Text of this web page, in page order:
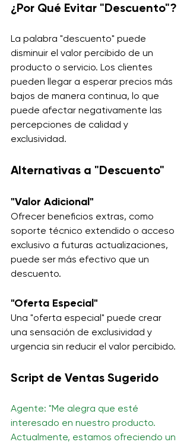
¿Por Qué Evitar "Descuento"?
La palabra "descuento" puede
disminuir el valor percibido de un
producto o servicio. Los clientes
pueden llegar a esperar precios más
bajos de manera continua, lo que
puede afectar negativamente las
percepciones de calidad y
exclusividad.
Alternativas a "Descuento"
"Valor Adicional"
Ofrecer beneficios extras, como
soporte técnico extendido o acceso
exclusivo a futuras actualizaciones,
puede ser más efectivo que un
descuento.
"Oferta Especial"
Una "oferta especial" puede crear
una sensación de exclusividad y
urgencia sin reducir el valor percibido.
Script de Ventas Sugerido
Agente: "Me alegra que esté
interesado en nuestro producto.
Actualmente, estamos ofreciendo un